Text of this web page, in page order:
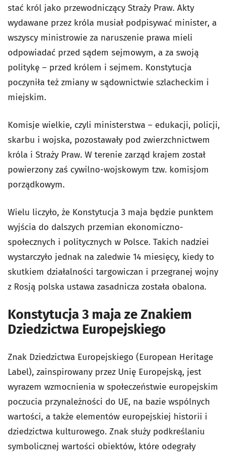
stać król jako przewodniczący Straży Praw. Akty
wydawane przez króla musiał podpisywać minister, a
wszyscy ministrowie za naruszenie prawa mieli
odpowiadać przed sądem sejmowym, a za swoją
politykę – przed królem i sejmem. Konstytucja
poczyniła też zmiany w sądownictwie szlacheckim i
miejskim.
Komisje wielkie, czyli ministerstwa – edukacji, policji,
skarbu i wojska, pozostawały pod zwierzchnictwem
króla i Straży Praw. W terenie zarząd krajem został
powierzony zaś cywilno-wojskowym tzw. komisjom
porządkowym.
Wielu liczyło, że Konstytucja 3 maja będzie punktem
wyjścia do dalszych przemian ekonomiczno-
społecznych i politycznych w Polsce. Takich nadziei
wystarczyło jednak na zaledwie 14 miesięcy, kiedy to
skutkiem działalności targowiczan i przegranej wojny
z Rosją polska ustawa zasadnicza została obalona.
Konstytucja 3 maja ze Znakiem
Dziedzictwa Europejskiego
Znak Dziedzictwa Europejskiego (European Heritage
Label), zainspirowany przez Unię Europejską, jest
wyrazem wzmocnienia w społeczeństwie europejskim
poczucia przynależności do UE, na bazie wspólnych
wartości, a także elementów europejskiej historii i
dziedzictwa kulturowego. Znak służy podkreślaniu
symbolicznej wartości obiektów, które odegrały